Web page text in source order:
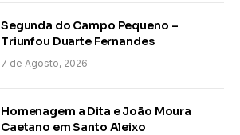
Segunda do Campo Pequeno –
Triunfou Duarte Fernandes
7 de Agosto, 2026
Homenagem a Dita e João Moura
Caetano em Santo Aleixo